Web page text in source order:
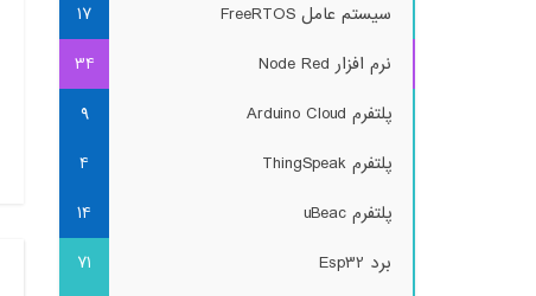
سیستم عامل FreeRTOS
17
نرم افزار Node Red
34
پلتفرم Arduino Cloud
9
پلتفرم ThingSpeak
4
پلتفرم uBeac
14
برد Esp32
71